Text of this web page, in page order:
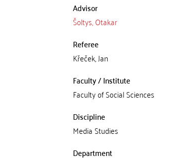
Advisor
Šoltys, Otakar
Referee
Křeček, Jan
Faculty / Institute
Faculty of Social Sciences
Discipline
Media Studies
Department